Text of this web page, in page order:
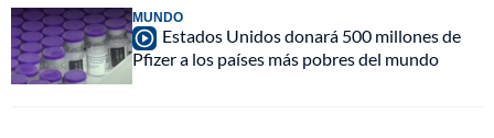
MUNDO
Estados Unidos donará 500 millones de
Pfizer a los países más pobres del mundo